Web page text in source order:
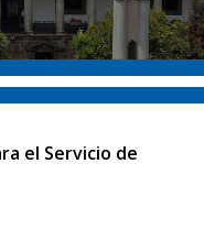
el Servicio de